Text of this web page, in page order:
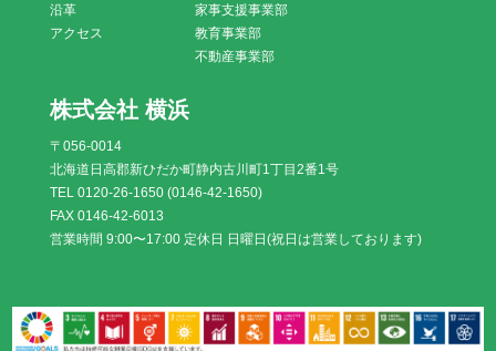
株式会社 横浜
〒056-0014
北海道日高郡新ひだか町静内古川町1丁目2番1号
TEL 0120-26-1650 (0146-42-1650)
FAX 0146-42-6013
営業時間 9:00〜17:00 定休日 日曜日(祝日は営業しております)
沿革
アクセス
家事支援事業部
教育事業部
不動産事業部